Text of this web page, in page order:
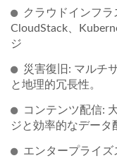
クラウドインフラ
CloudStack、
ジ
災害復旧: マルチ
と地理的冗長性。
コンテンツ配信:
ジと効率的なデータ
エンタープライズ